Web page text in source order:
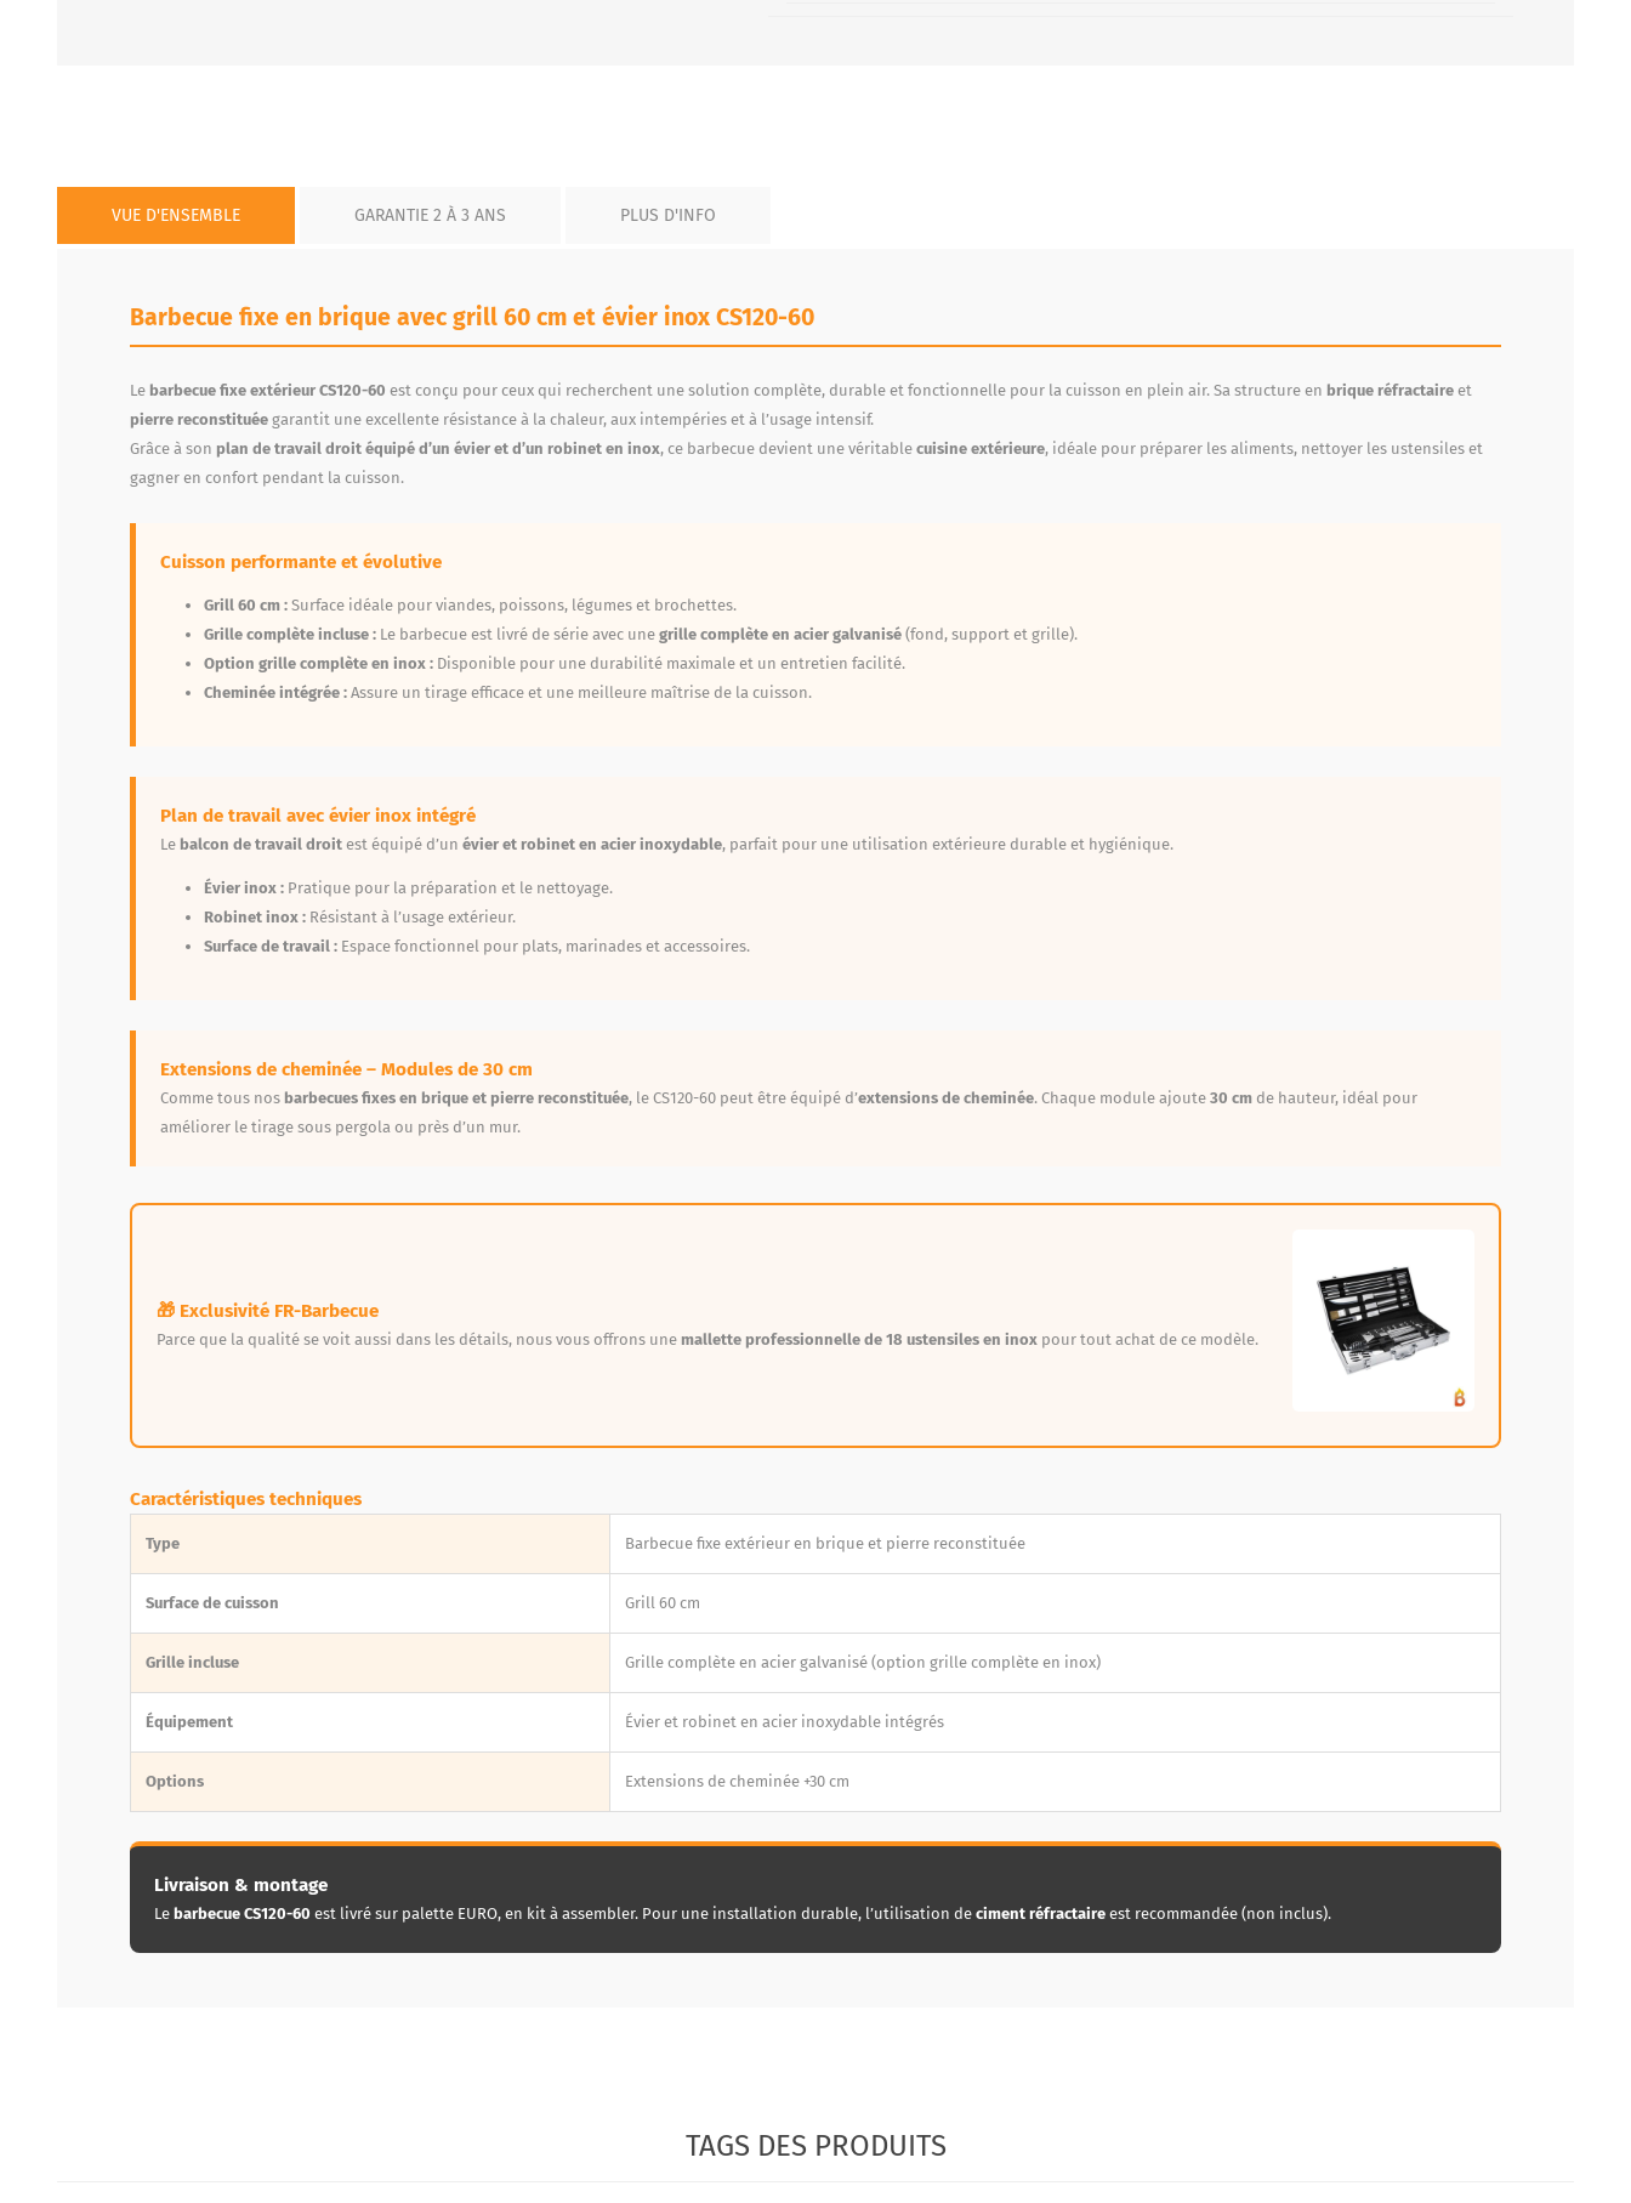
VUE D'ENSEMBLE GARANTIE 2 À 3 ANS PLUS D'INFO
Barbecue fixe en brique avec grill 60 cm et évier inox CS120-60
Le barbecue fixe extérieur CS120-60 est conçu pour ceux qui recherchent une solution complète, durable et fonctionnelle pour la cuisson en plein air. Sa structure en brique réfractaire et
pierre reconstituée garantit une excellente résistance à la chaleur, aux intempéries et à l’usage intensif.
Grâce à son plan de travail droit équipé d’un évier et d’un robinet en inox, ce barbecue devient une véritable cuisine extérieure, idéale pour préparer les aliments, nettoyer les ustensiles et
gagner en confort pendant la cuisson.
Cuisson performante et évolutive
Grill 60 cm : Surface idéale pour viandes, poissons, légumes et brochettes.
Grille complète incluse : Le barbecue est livré de série avec une grille complète en acier galvanisé (fond, support et grille).
Option grille complète en inox : Disponible pour une durabilité maximale et un entretien facilité.
Cheminée intégrée : Assure un tirage efficace et une meilleure maîtrise de la cuisson.
Plan de travail avec évier inox intégré
Le balcon de travail droit est équipé d’un évier et robinet en acier inoxydable, parfait pour une utilisation extérieure durable et hygiénique.
Évier inox : Pratique pour la préparation et le nettoyage.
Robinet inox : Résistant à l’usage extérieur.
Surface de travail : Espace fonctionnel pour plats, marinades et accessoires.
Extensions de cheminée – Modules de 30 cm
Comme tous nos barbecues fixes en brique et pierre reconstituée, le CS120-60 peut être équipé d’extensions de cheminée. Chaque module ajoute 30 cm de hauteur, idéal pour
améliorer le tirage sous pergola ou près d’un mur.
🎁 Exclusivité FR-Barbecue
Parce que la qualité se voit aussi dans les détails, nous vous offrons une mallette professionnelle de 18 ustensiles en inox pour tout achat de ce modèle.
Caractéristiques techniques
Type Barbecue fixe extérieur en brique et pierre reconstituée
Surface de cuisson Grill 60 cm
Grille incluse Grille complète en acier galvanisé (option grille complète en inox)
Équipement Évier et robinet en acier inoxydable intégrés
Options Extensions de cheminée +30 cm
Livraison & montage
Le barbecue CS120-60 est livré sur palette EURO, en kit à assembler. Pour une installation durable, l’utilisation de ciment réfractaire est recommandée (non inclus).
TAGS DES PRODUITS